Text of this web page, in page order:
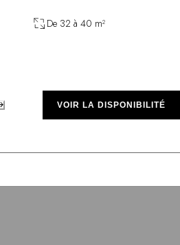
De 32 à 40 m²
VOIR LA DISPONIBILITÉ